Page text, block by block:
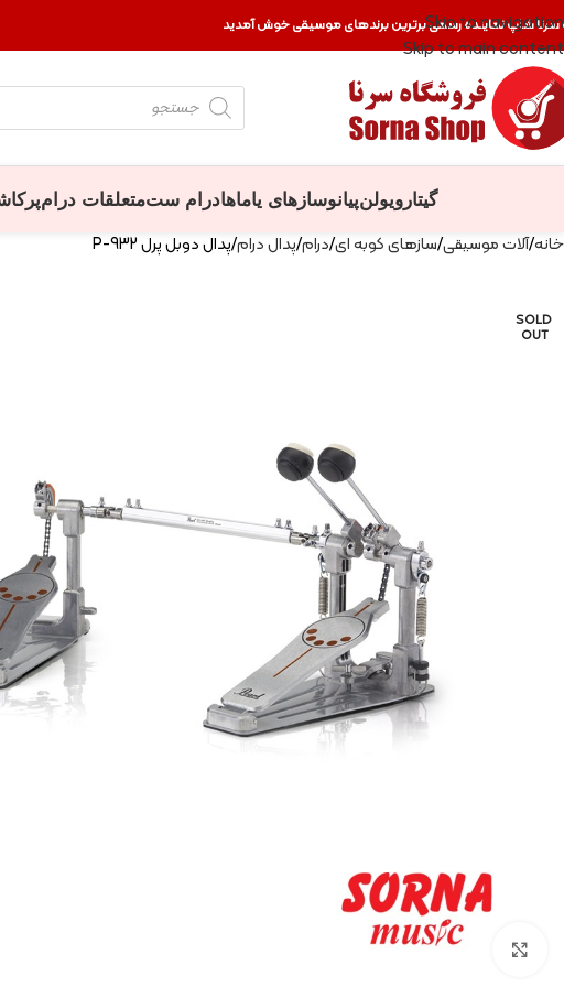
Skip to navigation
Skip to main content
سرنا شاپ نماینده رسمی برترین برندهای موسیقی خوش آمدید
گیتار ویولنپیانوسازهای یاماهادرام ستمتعلقات درام
خانه آلات موسیقی سازهای کوبه ای درام پدال درام پدال دوبل پرل P-932
SOLD
OUT
Click to enlarge